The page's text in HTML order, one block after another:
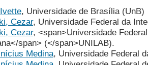
, Universidade de Brasília (UnB)
Cezar, Universidade Federal da
Cezar, <span>Universidade
span> (</span>UNILAB).
Medina, Universidade Federal